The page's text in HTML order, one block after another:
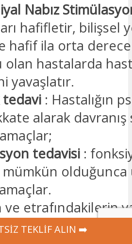
Nabız
hafifletir, bilişsel
hafif ila orta
hastalarda
yavaşlatır.
tedavi : Hastalığın
alarak davranış
tedavisi :
mümkün olduğunca
ve etrafındakilerin
için fiziksel
TEKLİF ALIN ➡️